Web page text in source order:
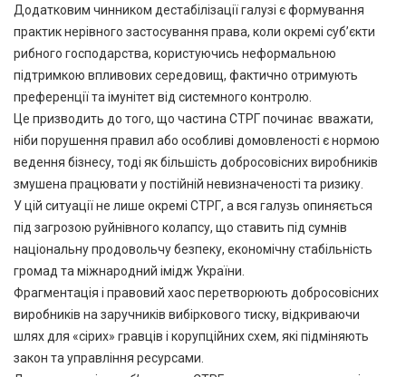
Додатковим чинником дестабілізації галузі є формування
практик нерівного застосування права, коли окремі суб’єкти
рибного господарства, користуючись неформальною
підтримкою впливових середовищ, фактично отримують
преференції та імунітет від системного контролю.
Це призводить до того, що частина СТРГ починає вважати,
ніби порушення правил або особливі домовленості є нормою
ведення бізнесу, тоді як більшість добросовісних виробників
змушена працювати у постійній невизначеності та ризику.
У цій ситуації не лише окремі СТРГ, а вся галузь опиняється
під загрозою руйнівного колапсу, що ставить під сумнів
національну продовольчу безпеку, економічну стабільність
громад та міжнародний імідж України.
Фрагментація і правовий хаос перетворюють добросовісних
виробників на заручників вибіркового тиску, відкриваючи
шлях для «сірих» гравців і корупційних схем, які підміняють
закон та управління ресурсами.